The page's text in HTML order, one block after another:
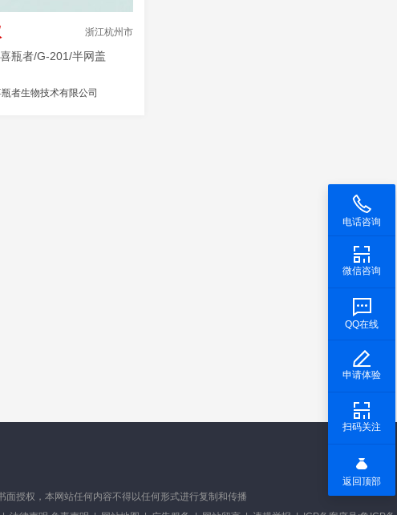
浙江杭州市
喜瓶者/G-201/半网盖
者生物技术有限公司
电话咨询
微信咨询
QQ在线
申请体验
扫码关注
返回顶部
授权，本网站任何内容不得以任何形式进行复制和传播